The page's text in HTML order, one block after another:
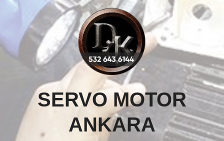
Skip
content
SERVO MOTOR
ANKARA